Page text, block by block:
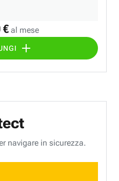
€ al mese
navigare in sicurezza.